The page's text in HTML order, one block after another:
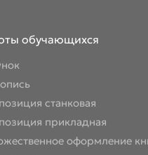
обучающихся
станковая
прикладная
оформление